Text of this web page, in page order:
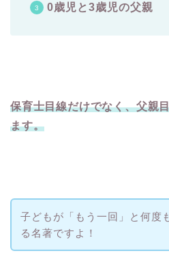
0歳児と3歳児の父親
保育士目線だけでなく、父親
ます。
子どもが「もう一回」と何度
る名著ですよ！